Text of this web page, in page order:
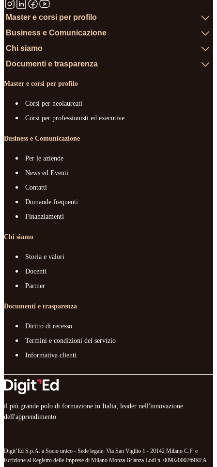
Master e corsi per profilo
Business e Comunicazione
Chi siamo
Documenti e trasparenza
Master e corsi per profilo
Corsi per neolaureati
Corsi per professionisti ed executive
Business e Comunicazione
Per le aziende
News ed Eventi
Contatti
Domande frequenti
Finanziamenti
Chi siamo
Storia e valori
Docenti
Partner
Documenti e trasparenza
Diritto di recesso
Termini e condizioni del servizio
Informativa clienti
il più grande polo di formazione in Italia, leader nell'innovazione
dell'apprendimento
Digit’Ed S.p.A. a Socio unico - Sede legale: Via San Vigilio 1 - 20142 Milano C.F. e
iscrizione al Registro delle Imprese di Milano Monza Brianza Lodi n. 00902000769REA